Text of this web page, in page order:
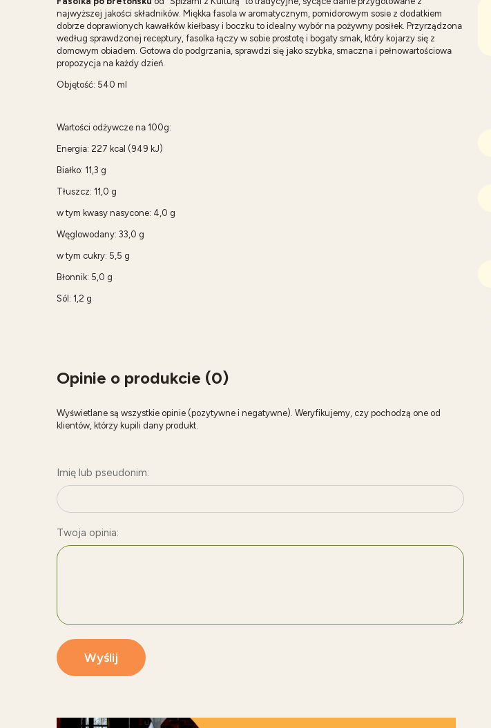
najwyższej jakości składników. Miękka fasola w aromatycznym, pomidorowym sosie z dodatkiem
dobrze doprawionych kawałków kiełbasy i boczku to idealny wybór na pożywny posiłek. Przyrządzona
według sprawdzonej receptury, fasolka łączy w sobie prostotę i bogaty smak, który kojarzy się z
domowym obiadem. Gotowa do podgrzania, sprawdzi się jako szybka, smaczna i pełnowartościowa
propozycja na każdy dzień.
Objętość: 540 ml
Wartości odżywcze na 100g:
Energia: 227 kcal (949 kJ)
Białko: 11,3 g
Tłuszcz: 11,0 g
w tym kwasy nasycone: 4,0 g
Węglowodany: 33,0 g
w tym cukry: 5,5 g
Błonnik: 5,0 g
Sól: 1,2 g
Opinie o produkcie (0)
Wyświetlane są wszystkie opinie (pozytywne i negatywne). Weryfikujemy, czy pochodzą one od
klientów, którzy kupili dany produkt.
Imię lub pseudonim:
Twoja opinia:
Wyślij